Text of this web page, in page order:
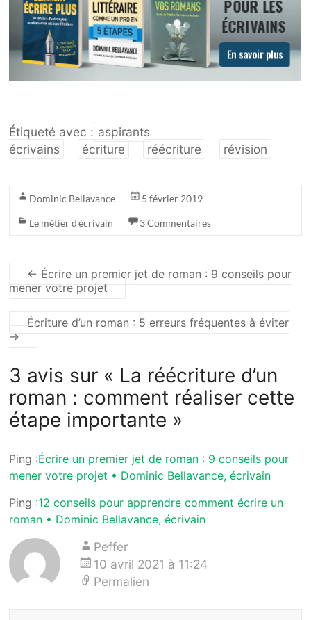
Étiqueté avec : aspirants
écrivains
écriture réécriture révision
Dominic Bellavance 5 février 2019
Le métier d'écrivain 3 Commentaires
← Écrire un premier jet de roman : 9 conseils pour
mener votre projet
Écriture d’un roman : 5 erreurs fréquentes à éviter
→
3 avis sur « La réécriture d’un
roman : comment réaliser cette
étape importante »
Ping :Écrire un premier jet de roman : 9 conseils pour
mener votre projet • Dominic Bellavance, écrivain
Ping :12 conseils pour apprendre comment écrire un
roman • Dominic Bellavance, écrivain
Peffer
10 avril 2021 à 11:24
Permalien